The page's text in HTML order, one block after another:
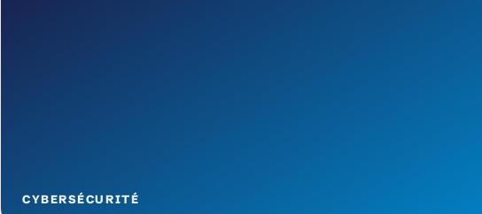
CYBERSÉCURITÉ